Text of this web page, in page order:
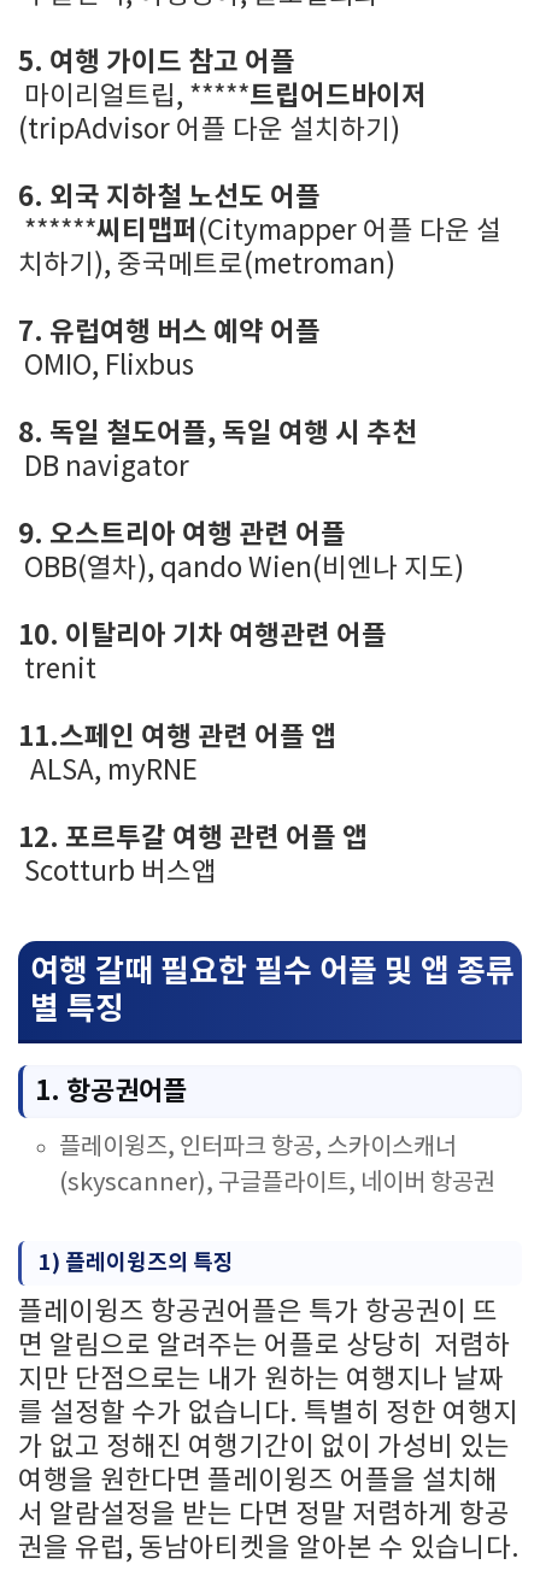
5. 여행 가이드 참고 어플
마이리얼트립, *****트립어드바이저
(tripAdvisor 어플 다운 설치하기)
6. 외국 지하철 노선도 어플
******씨티맵퍼 (Citymapper 어플 다운 설
치하기), 중국메트로(metroman)
7. 유럽여행 버스 예약 어플
OMIO, Flixbus
8. 독일 철도어플, 독일 여행 시 추천
DB navigator
9. 오스트리아 여행 관련 어플
OBB(열차), qando Wien(비엔나 지도)
10. 이탈리아 기차 여행관련 어플
trenit
11.스페인 여행 관련 어플 앱
ALSA, myRNE
12. 포르투갈 여행 관련 어플 앱
Scotturb 버스앱
여행 갈때 필요한 필수 어플 및 앱 종류
별 특징
1. 항공권어플
플레이윙즈, 인터파크 항공, 스카이스캐너
(skyscanner), 구글플라이트, 네이버 항공권
1) 플레이윙즈의 특징
플레이윙즈 항공권어플은 특가 항공권이 뜨
면 알림으로 알려주는 어플로 상당히 저렴하
지만 단점으로는 내가 원하는 여행지나 날짜
를 설정할 수가 없습니다. 특별히 정한 여행지
가 없고 정해진 여행기간이 없이 가성비 있는
여행을 원한다면 플레이윙즈 어플을 설치해
서 알람설정을 받는 다면 정말 저렴하게 항공
권을 유럽, 동남아티켓을 알아본 수 있습니다.